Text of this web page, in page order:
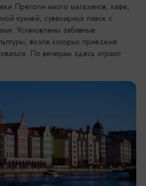
Преголи много магазинов, кафе,
кухней, сувенирных лавок с
Установлены забавные
возле которых приезжие
По вечерам здесь играют